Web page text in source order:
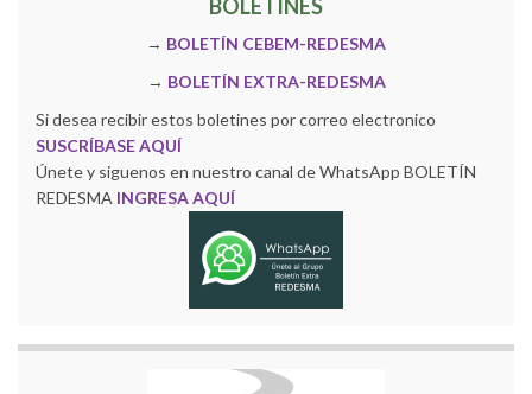
BOLETINES
→ BOLETÍN CEBEM-REDESMA
→ BOLETÍN EXTRA-REDESMA
Si desea recibir estos boletines por correo electronico
SUSCRÍBASE AQUÍ
Únete y siguenos en nuestro canal de WhatsApp BOLETÍN
REDESMA INGRESA AQUÍ